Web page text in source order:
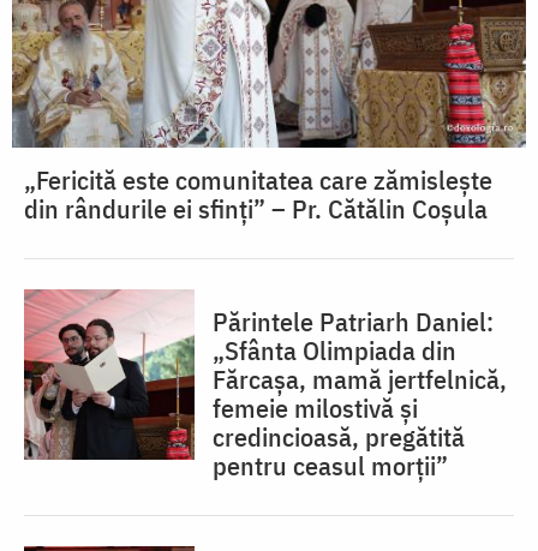
„Fericită este comunitatea care zămislește
din rândurile ei sfinți” – Pr. Cătălin Coșula
Părintele Patriarh Daniel:
„Sfânta Olimpiada din
Fărcașa, mamă jertfelnică,
femeie milostivă și
credincioasă, pregătită
pentru ceasul morții”